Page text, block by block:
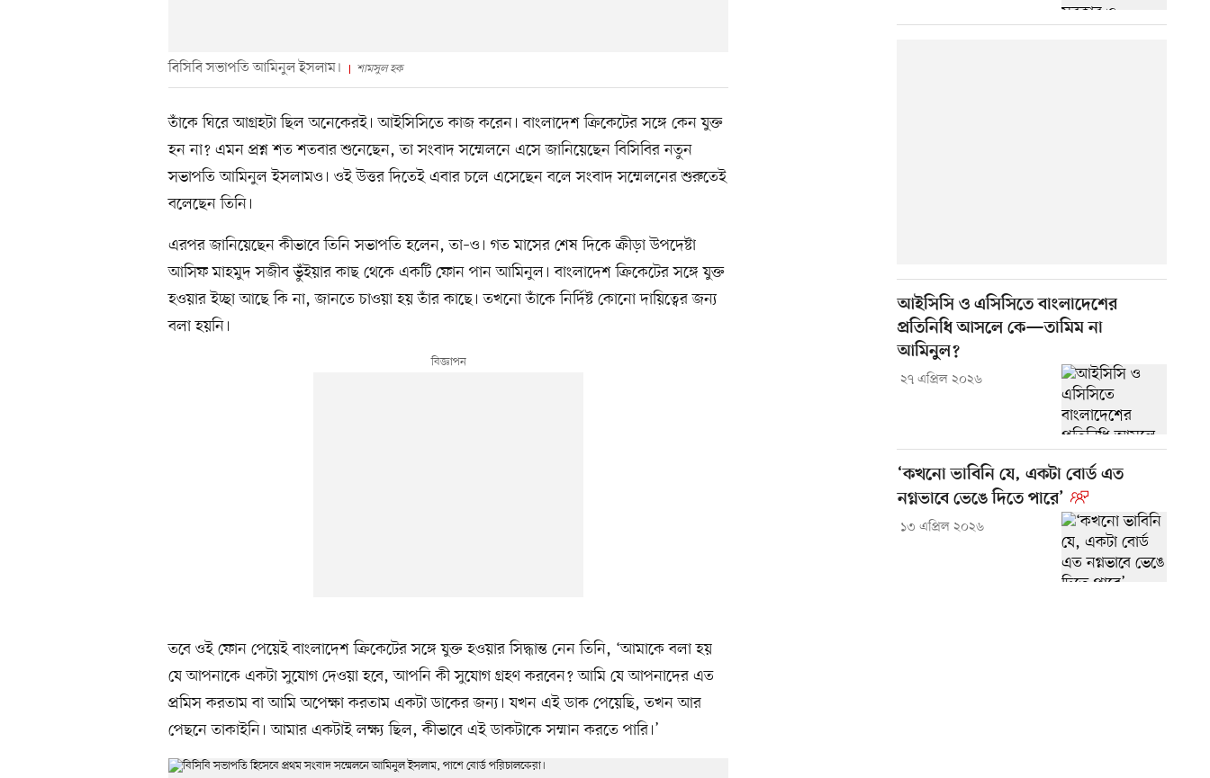
বিসিবি সভাপতি আমিনুল ইসলাম। শামসুল হক
তাঁকে ঘিরে আগ্রহটা ছিল অনেকেরই। আইসিসিতে কাজ করেন। বাংলাদেশ ক্রিকেটের সঙ্গে কেন যুক্ত
হন না? এমন প্রশ্ন শত শতবার শুনেছেন, তা সংবাদ সম্মেলনে এসে জানিয়েছেন বিসিবির নতুন
সভাপতি আমিনুল ইসলামও। ওই উত্তর দিতেই এবার চলে এসেছেন বলে সংবাদ সম্মেলনের শুরুতেই
বলেছেন তিনি।
এরপর জানিয়েছেন কীভাবে তিনি সভাপতি হলেন, তা–ও। গত মাসের শেষ দিকে ক্রীড়া উপদেষ্টা
আসিফ মাহমুদ সজীব ভুঁইয়ার কাছ থেকে একটি ফোন পান আমিনুল। বাংলাদেশ ক্রিকেটের সঙ্গে যুক্ত
হওয়ার ইচ্ছা আছে কি না, জানতে চাওয়া হয় তাঁর কাছে। তখনো তাঁকে নির্দিষ্ট কোনো দায়িত্বের জন্য
বলা হয়নি।
তবে ওই ফোন পেয়েই বাংলাদেশ ক্রিকেটের সঙ্গে যুক্ত হওয়ার সিদ্ধান্ত নেন তিনি, ‘আমাকে বলা হয়
যে আপনাকে একটা সুযোগ দেওয়া হবে, আপনি কী সুযোগ গ্রহণ করবেন? আমি যে আপনাদের এত
প্রমিস করতাম বা আমি অপেক্ষা করতাম একটা ডাকের জন্য। যখন এই ডাক পেয়েছি, তখন আর
পেছনে তাকাইনি। আমার একটাই লক্ষ্য ছিল, কীভাবে এই ডাকটাকে সম্মান করতে পারি।’
আইসিসি ও এসিসিতে বাংলাদেশের
প্রতিনিধি আসলে কে—তামিম না
আমিনুল?
২৭ এপ্রিল ২০২৬
‘কখনো ভাবিনি যে, একটা বোর্ড এত
নগ্নভাবে ভেঙে দিতে পারে’
১৩ এপ্রিল ২০২৬